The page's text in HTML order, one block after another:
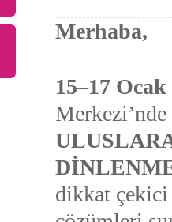
Merhaba,
15–17 Ocak
dikkat çekici